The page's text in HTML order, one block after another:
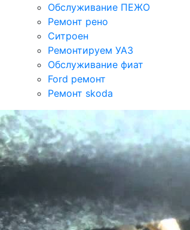
Обслуживание ПЕЖО
Ремонт рено
Ситроен
Ремонтируем УАЗ
Обслуживание фиат
Ford ремонт
Ремонт skoda